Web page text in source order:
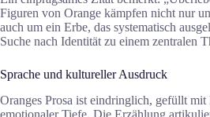
Figuren von Orange kämpfen nicht nur
auch um ein Erbe, das systematisch
Suche nach Identität zu einem zentralen
Sprache und kultureller Ausdruck
Oranges Prosa ist eindringlich, gefüllt
emotionaler Tiefe. Die Erzählung